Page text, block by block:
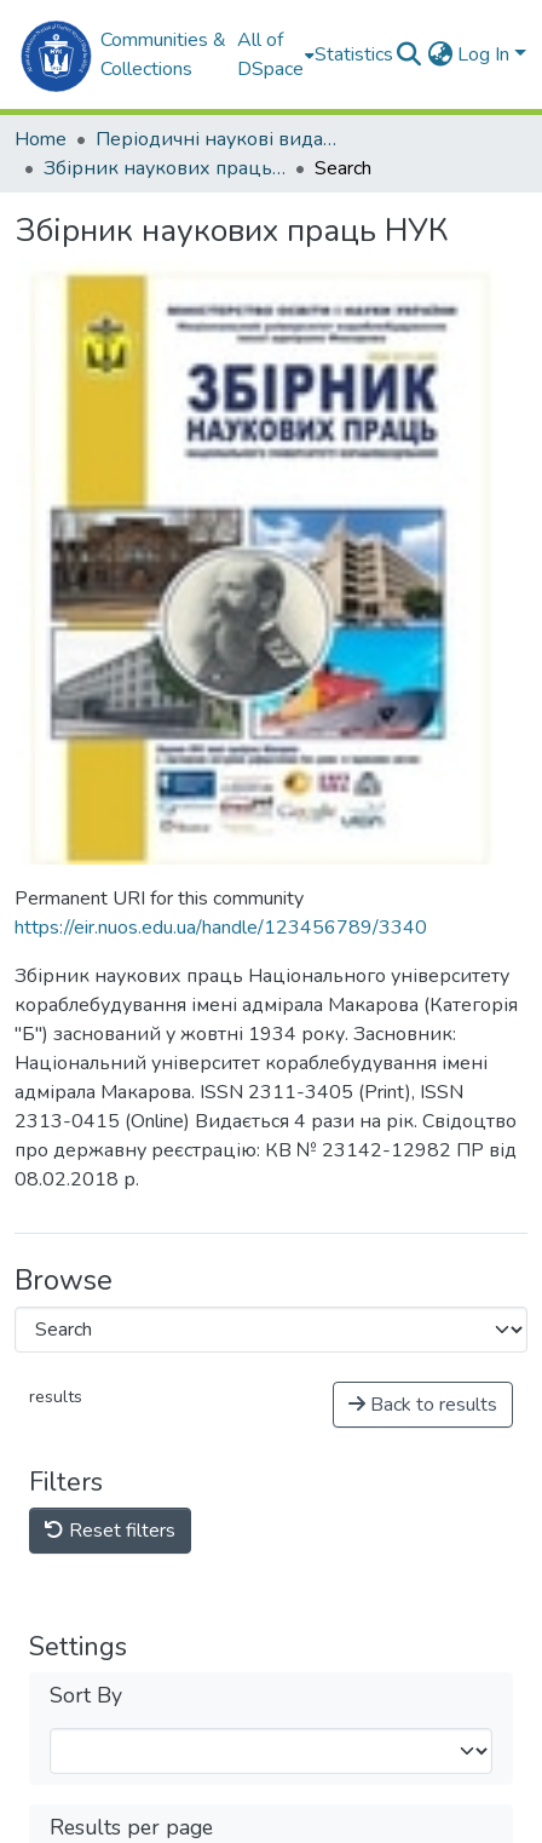
Communities &
Collections
All of
DSpace
Statistics Log In
Home
Періодичні наукові видання
Збірник наукових праць НУК
Search
Збірник наукових праць НУК
Permanent URI for this community
https://eir.nuos.edu.ua/handle/123456789/3340
Збірник наукових праць Національного університету
кораблебудування імені адмірала Макарова (Категорія
"Б") заснований у жовтні 1934 року. Засновник:
Національний університет кораблебудування імені
адмірала Макарова. ISSN 2311-3405 (Print), ІSSN
2313-0415 (Online) Видається 4 рази на рік. Свідоцтво
про державну реєстрацію: КВ № 23142-12982 ПР від
08.02.2018 р.
Browse
results Back to results
Filters
Reset filters
Settings
Sort By
Results per page